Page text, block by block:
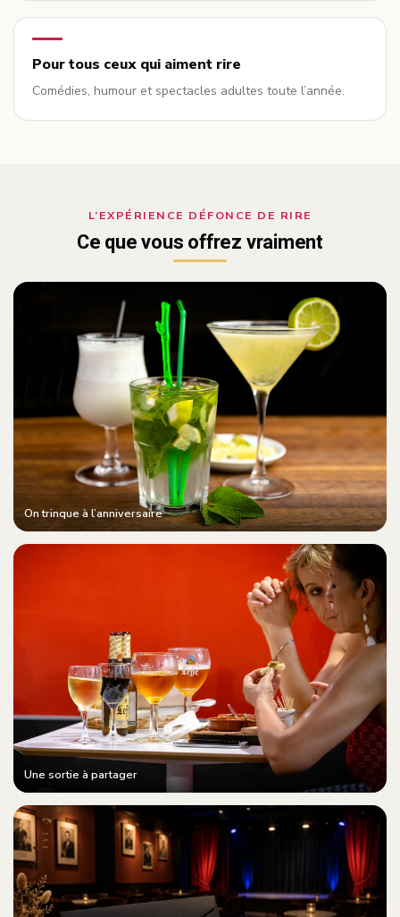
Pour tous ceux qui aiment rire
Comédies, humour et spectacles adultes toute l’année.
L’EXPÉRIENCE DÉFONCE DE RIRE
Ce que vous offrez vraiment
On trinque à l’anniversaire
Une sortie à partager